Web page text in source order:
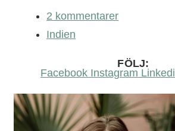
2 kommentarer
Indien
FÖLJ:
Facebook Instagram